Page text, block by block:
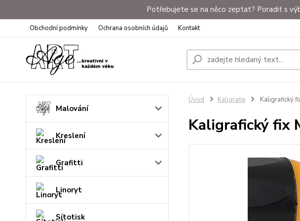
Potřebujete se na něco zeptat? Poradit s
Obchodní podmínky Ochrana osobních údajů Kontakt
Malování
Kreslení
Grafitti
Linoryt
Sítotisk
Úvod Kaligrafie Kaligrafický
Kaligrafický fix